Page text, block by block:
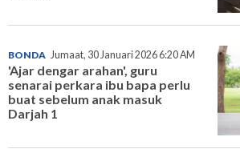
BONDA Jumaat, 30 Januari 2026 6:20 AM
'Ajar dengar arahan', guru
senarai perkara ibu bapa perlu
buat sebelum anak masuk
Darjah 1